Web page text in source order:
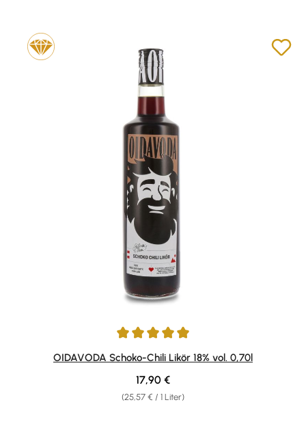
Durchschnittliche Bewertung von 5 von 5 Sternen
OIDAVODA Schoko-Chili Likör 18% vol. 0,70l
(25,57 € / 1 Liter)
Regulärer Preis:
17,90 €